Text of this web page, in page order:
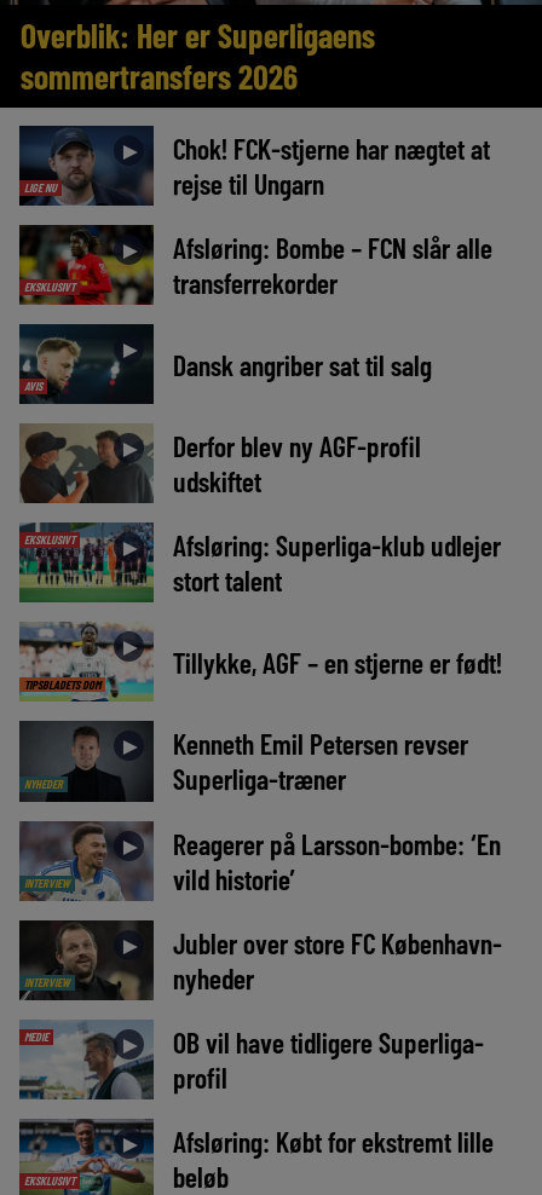
Overblik: Her er Superligaens
sommertransfers 2026
LIGE NU
►
Chok! FCK-stjerne har nægtet at
rejse til Ungarn
EKSKLUSIVT
►
Afsløring: Bombe – FCN slår alle
transferrekorder
AVIS
► Dansk angriber sat til salg
►
Derfor blev ny AGF-profil
udskiftet
EKSKLUSIVT ►
Afsløring: Superliga-klub udlejer
stort talent
TIPSBLADETS DOM
► Tillykke, AGF – en stjerne er født!
NYHEDER
►
Kenneth Emil Petersen revser
Superliga-træner
INTERVIEW
►
Reagerer på Larsson-bombe: ‘En
vild historie’
INTERVIEW
►
Jubler over store FC København-
nyheder
MEDIE ►
OB vil have tidligere Superliga-
profil
EKSKLUSIVT
►
Afsløring: Købt for ekstremt lille
beløb